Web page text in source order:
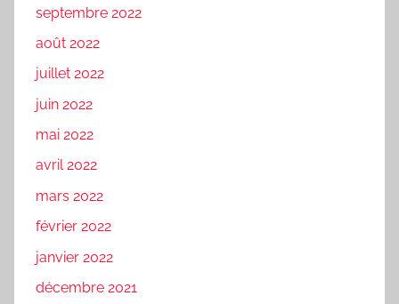
septembre 2022
août 2022
juillet 2022
juin 2022
mai 2022
avril 2022
mars 2022
février 2022
janvier 2022
décembre 2021